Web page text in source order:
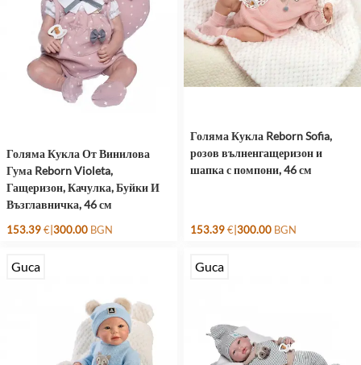
Голяма Кукла От Винилова
Гума Reborn Violeta,
Гащеризон, Качулка, Буйки И
Възглавничка, 46 см
153.39€|300.00 BGN
Голяма Кукла Reborn Sofia,
розов вълненгащеризон и
шапка с помпони, 46 см
153.39€|300.00 BGN
Guca Guca